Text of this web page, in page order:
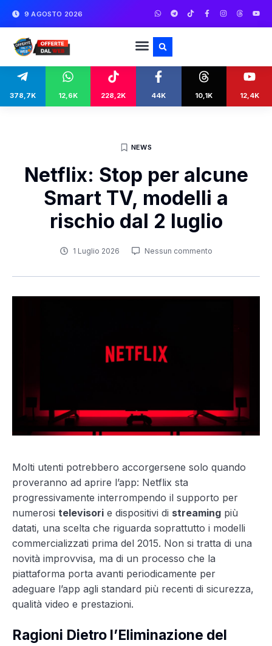
9 AGOSTO 2026
378,7K 12,6K 228,2K 44K 10,1K 12,4K
NEWS
Netflix: Stop per alcune
Smart TV, modelli a
rischio dal 2 luglio
1 Luglio 2026 Nessun commento
Molti utenti potrebbero accorgersene solo quando
proveranno ad aprire l’app: Netflix sta
progressivamente interrompendo il supporto per
numerosi televisori e dispositivi di streaming più
datati, una scelta che riguarda soprattutto i modelli
commercializzati prima del 2015. Non si tratta di una
novità improvvisa, ma di un processo che la
piattaforma porta avanti periodicamente per
adeguare l’app agli standard più recenti di sicurezza,
qualità video e prestazioni.
Ragioni Dietro l’Eliminazione del